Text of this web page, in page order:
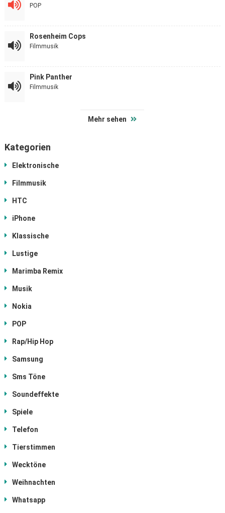
POP
Rosenheim Cops
Filmmusik
Pink Panther
Filmmusik
Mehr sehen
Kategorien
Elektronische
Filmmusik
HTC
iPhone
Klassische
Lustige
Marimba Remix
Musik
Nokia
POP
Rap/Hip Hop
Samsung
Sms Töne
Soundeffekte
Spiele
Telefon
Tierstimmen
Wecktöne
Weihnachten
Whatsapp